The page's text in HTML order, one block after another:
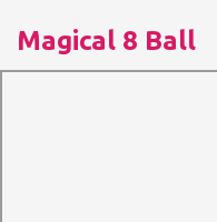
Magical 8 Ball